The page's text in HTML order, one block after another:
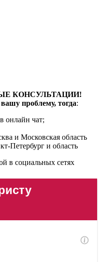
КОНСУЛЬТАЦИИ!
проблему, тогда:
онлайн чат;
и Московская область
Петербург и область
в социальных сетях